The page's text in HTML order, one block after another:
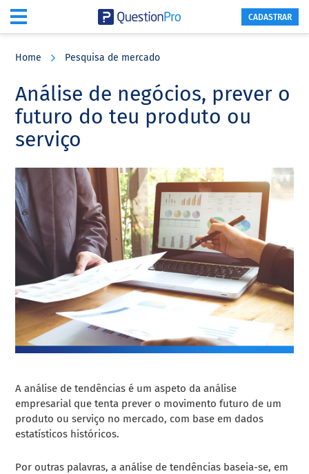
content
sidebar
CADASTRAR
Home Pesquisa de mercado
Análise de negócios, prever o
futuro do teu produto ou
serviço
A análise de tendências é um aspeto da análise
empresarial que tenta prever o movimento futuro de um
produto ou serviço no mercado, com base em dados
estatísticos históricos.
Por outras palavras, a análise de tendências baseia-se, em